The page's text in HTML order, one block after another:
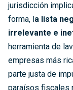
jurisdicción
forma, l a lista
irrelevante e
herramienta de
empresas más
parte justa de
paraísos fiscales